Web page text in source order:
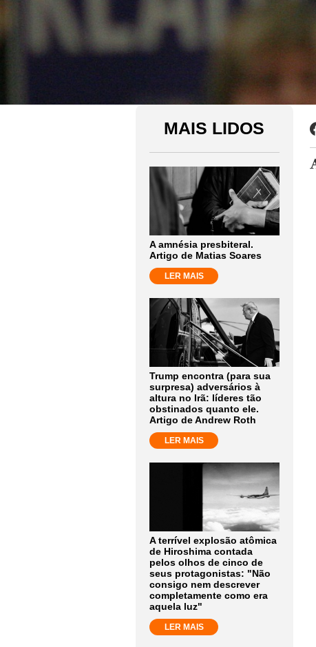
MAIS LIDOS
A amnésia presbiteral.
Artigo de Matias Soares
LER MAIS
Trump encontra (para sua
surpresa) adversários à
altura no Irã: líderes tão
obstinados quanto ele.
Artigo de Andrew Roth
LER MAIS
A terrível explosão atômica
de Hiroshima contada
pelos olhos de cinco de
seus protagonistas: "Não
consigo nem descrever
completamente como era
aquela luz"
LER MAIS